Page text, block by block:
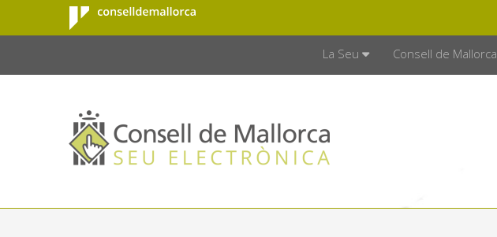
Salta al contingut principal
Consell de
Mallorca
La Seu Consell de Mallorca